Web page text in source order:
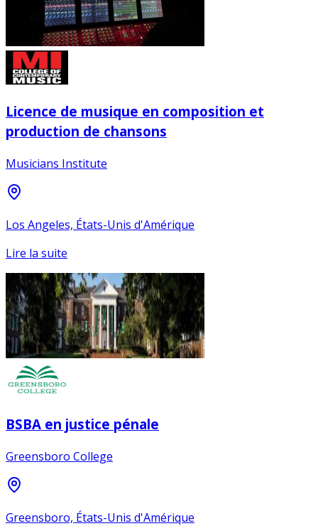
Licence de musique en composition et
production de chansons
Musicians Institute
Los Angeles, États-Unis d'Amérique
Lire la suite
BSBA en justice pénale
Greensboro College
Greensboro, États-Unis d'Amérique